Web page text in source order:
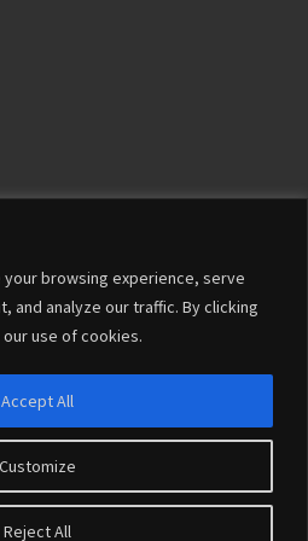
browsing experience, serve
and analyze our traffic. By clicking
use of cookies.
Customize
Reject All
Accept All
– Tutti i diritti riservati